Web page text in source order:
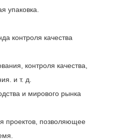
упаковка.
контроля качества
контроля качества,
и т. д.
и мирового рынка
проектов, позволяющее